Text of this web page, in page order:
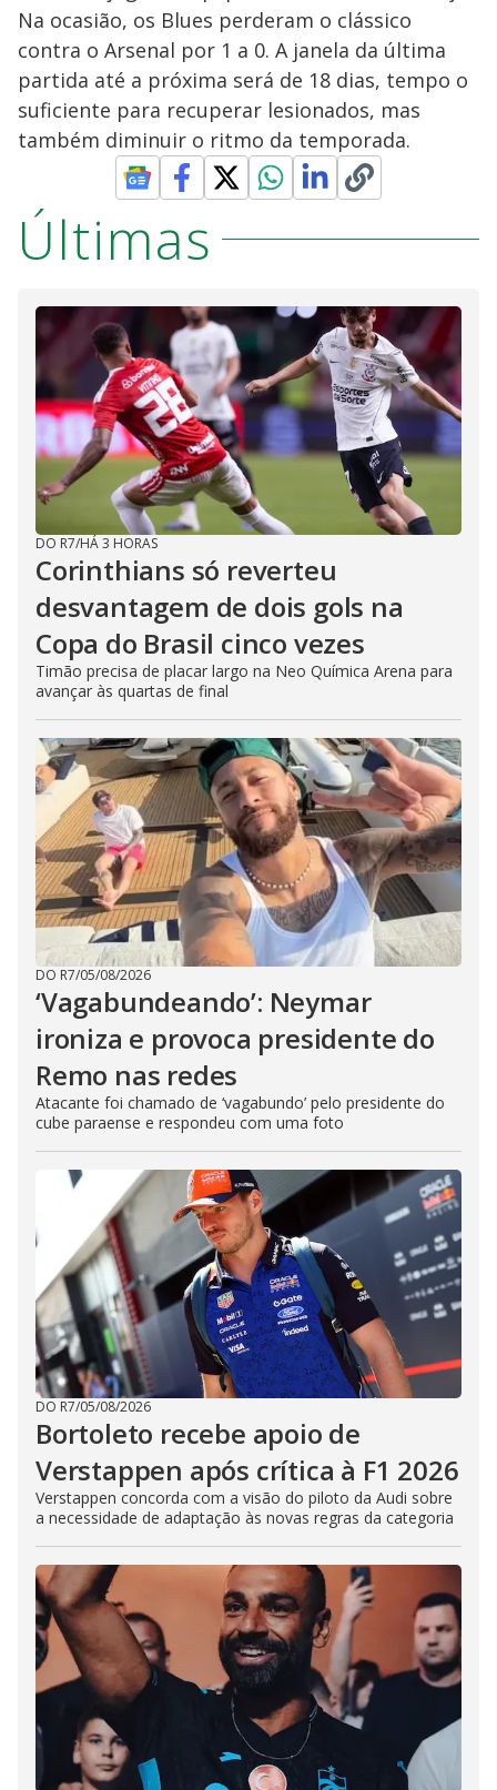
Na ocasião, os Blues perderam o clássico
contra o Arsenal por 1 a 0. A janela da última
partida até a próxima será de 18 dias, tempo o
suficiente para recuperar lesionados, mas
também diminuir o ritmo da temporada.
Últimas
DO R7/HÁ 3 HORAS
Corinthians só reverteu
desvantagem de dois gols na
Copa do Brasil cinco vezes
Timão precisa de placar largo na Neo Química Arena para
avançar às quartas de final
DO R7/05/08/2026
‘Vagabundeando’: Neymar
ironiza e provoca presidente do
Remo nas redes
Atacante foi chamado de ‘vagabundo’ pelo presidente do
cube paraense e respondeu com uma foto
DO R7/05/08/2026
Bortoleto recebe apoio de
Verstappen após crítica à F1 2026
Verstappen concorda com a visão do piloto da Audi sobre
a necessidade de adaptação às novas regras da categoria